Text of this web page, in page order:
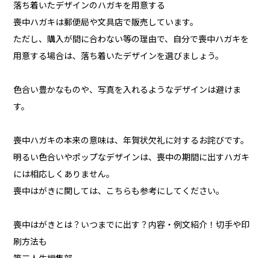
落ち着いたデザインのハガキを用意する
喪中ハガキは郵便局や文具店で販売しています。
ただし、購入が間に合わない等の理由で、自分で喪中ハガキを
用意する場合は、落ち着いたデザインを選びましょう。
色合い豊かなものや、写真を入れるようなデザインは避けま
す。
喪中ハガキの本来の意味は、年賀状欠礼に対するお詫びです。
明るい色合いやポップなデザインは、喪中の期間に出すハガキ
には相応しくありません。
喪中はがきに関しては、こちらも参考にしてください。
喪中はがきとは？いつまでに出す？内容・例文紹介！切手や印
刷方法も